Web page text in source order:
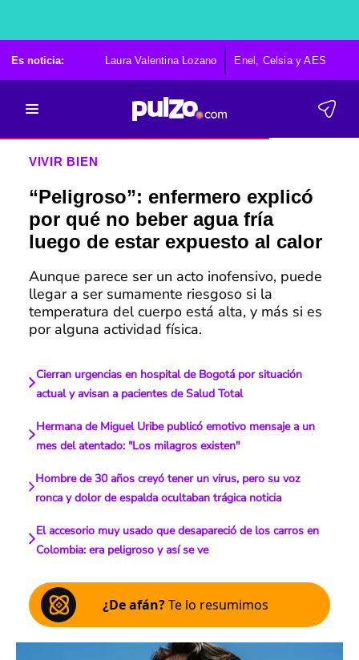
Es noticia: Laura Valentina Lozano Enel, Celsia y AES
VIVIR BIEN
“Peligroso”: enfermero explicó
por qué no beber agua fría
luego de estar expuesto al calor
Aunque parece ser un acto inofensivo, puede
llegar a ser sumamente riesgoso si la
temperatura del cuerpo está alta, y más si es
por alguna actividad física.
Cierran urgencias en hospital de Bogotá por situación
actual y avisan a pacientes de Salud Total
Hermana de Miguel Uribe publicó emotivo mensaje a un
mes del atentado: "Los milagros existen"
Hombre de 30 años creyó tener un virus, pero su voz
ronca y dolor de espalda ocultaban trágica noticia
El accesorio muy usado que desapareció de los carros en
Colombia: era peligroso y así se ve
¿De afán?Te lo resumimos